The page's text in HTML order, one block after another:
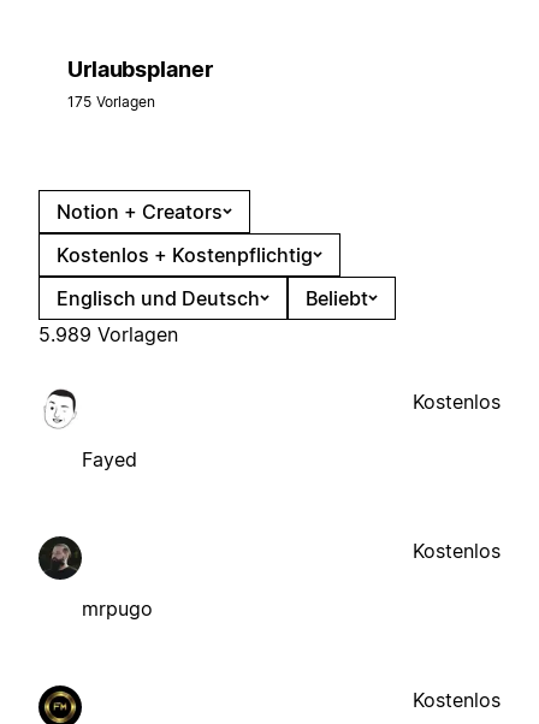
Urlaubsplaner
175 Vorlagen
Notion + Creators
Kostenlos + Kostenpflichtig
Englisch und Deutsch
Beliebt
5.989 Vorlagen
Fayed
Kostenlos
mrpugo
Kostenlos
Kostenlos